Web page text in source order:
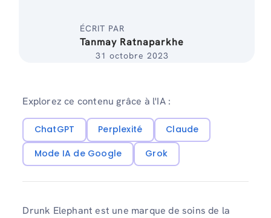
ÉCRIT PAR
Tanmay Ratnaparkhe
31 octobre 2023
Explorez ce contenu grâce à l'IA :
ChatGPT Perplexité
Claude
Mode IA de Google
Grok
Drunk Elephant est une marque de soins de la